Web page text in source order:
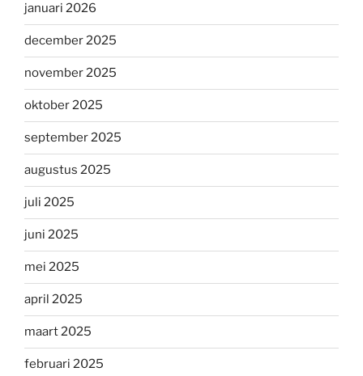
januari 2026
december 2025
november 2025
oktober 2025
september 2025
augustus 2025
juli 2025
juni 2025
mei 2025
april 2025
maart 2025
februari 2025